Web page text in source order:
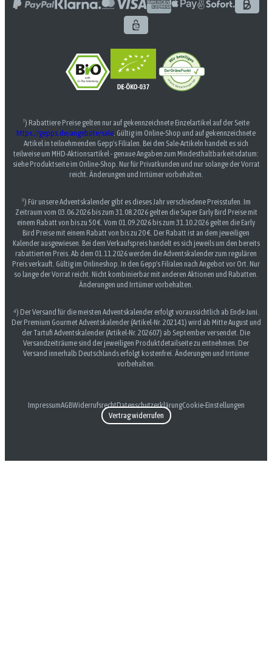
¹) Rabattiere Preise gelten nur auf gekennzeichnete Einzelartikel auf der Seite
https://gepps.de/angebote/sale. Gültig im Online-Shop und auf gekennzeichnete
Artikel in teilnehmenden Gepp's Filialen. Bei den Sale-Artikeln handelt es sich
teilweise um MHD-Aktionsartikel - genaue Angaben zum Mindesthaltbarkeitsdatum:
siehe Produktseite im Online-Shop. Nur für Privatkunden und nur solange der Vorrat
reicht. Änderungen und Irrtümer vorbehalten.
³) Für unsere Adventskalender gibt es dieses Jahr verschiedene Preisstufen. Im
Zeitraum vom 03.06.2026 bis zum 31.08.2026 gelten die Super Early Bird Preise mit
einem Rabatt von bis zu 50 €. Vom 01.09.2026 bis zum 31.10.2026 gelten die Early
Bird Preise mit einem Rabatt von bis zu 20 €. Der Rabatt ist an dem jeweiligen
Kalender ausgewiesen. Bei dem Verkaufspreis handelt es sich jeweils um den bereits
rabattierten Preis. Ab dem 01.11.2026 werden die Adventskalender zum regulären
Preis verkauft. Gültig im Onlineshop. In den Gepp's Filialen nach Angebot vor Ort. Nur
so lange der Vorrat reicht. Nicht kombinierbar mit anderen Aktionen und Rabatten.
Änderungen und Irrtümer vorbehalten.
⁴) Der Versand für die meisten Adventskalender erfolgt voraussichtlich ab Ende Juni.
Der Premium Gourmet Adventskalender (Artikel-Nr. 202141) wird ab Mitte August und
der Tartufi Adventskalender (Artikel-Nr. 202607) ab September versendet. Die
Versandzeiträume sind der jeweiligen Produktdetailseite zu entnehmen. Der
Versand innerhalb Deutschlands erfolgt kostenfrei. Änderungen und Irrtümer
vorbehalten.
ImpressumAGBWiderrufsrechtDatenschutzerklärungCookie-Einstellungen
Vertrag widerrufen